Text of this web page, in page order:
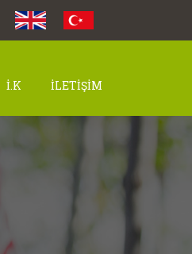
İ.K İLETİŞİM